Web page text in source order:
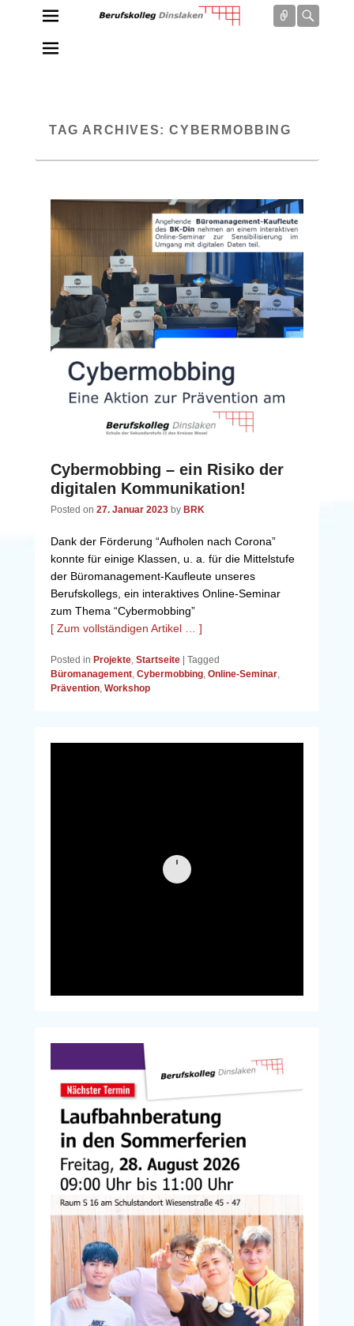
Connect
TAG ARCHIVES:CYBERMOBBING
Cybermobbing – ein Risiko der
digitalen Kommunikation!
Posted on 27. Januar 2023 by BRK
Dank der Förderung “Aufholen nach Corona”
konnte für einige Klassen, u. a. für die Mittelstufe
der Büromanagement-Kaufleute unseres
Berufskollegs, ein interaktives Online-Seminar
zum Thema “Cybermobbing”
[ Zum vollständigen Artikel … ]
Posted in Projekte, Startseite
Tagged
Büromanagement, Cybermobbing, Online-Seminar,
Prävention, Workshop